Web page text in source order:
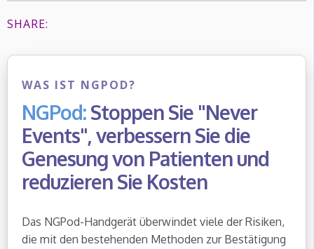
SHARE:
WAS IST NGPOD?
NGPod:Stoppen Sie "Never
Events", verbessern Sie die
Genesung von Patienten und
reduzieren Sie Kosten
Das NGPod-Handgerät überwindet viele der Risiken,
die mit den bestehenden Methoden zur Bestätigung